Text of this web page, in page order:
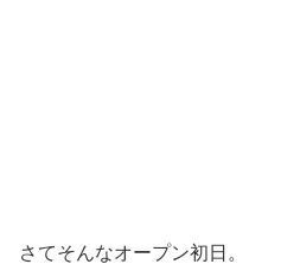
さてそんなオープン初日。